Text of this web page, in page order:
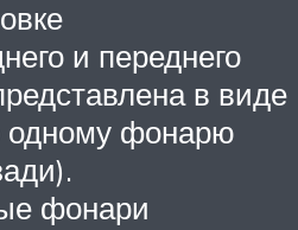
и переднего
в виде
одному фонарю
фонари